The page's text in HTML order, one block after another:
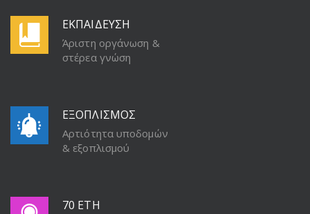
ΕΚΠΑΙΔΕΥΣΗ
Άριστη οργάνωση &
στέρεα γνώση
ΕΞΟΠΛΙΣΜΟΣ
Αρτιότητα υποδομών
& εξοπλισμού
70 ΕΤΗ